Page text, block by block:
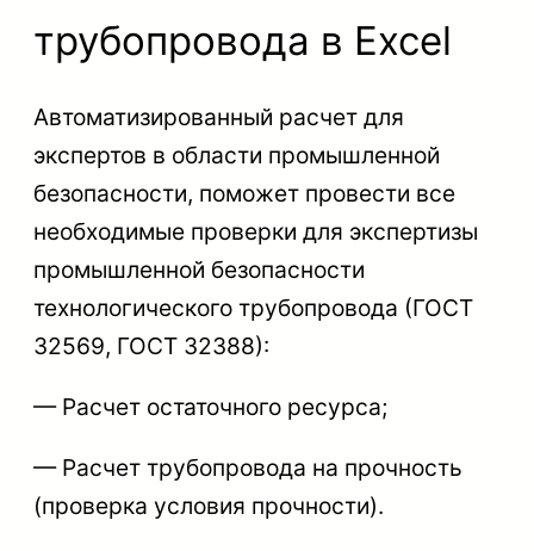
трубопровода в Excel
Автоматизированный расчет для
экспертов в области промышленной
безопасности, поможет провести все
необходимые проверки для экспертизы
промышленной безопасности
технологического трубопровода (ГОСТ
32569, ГОСТ 32388):
— Расчет остаточного ресурса;
— Расчет трубопровода на прочность
(проверка условия прочности).